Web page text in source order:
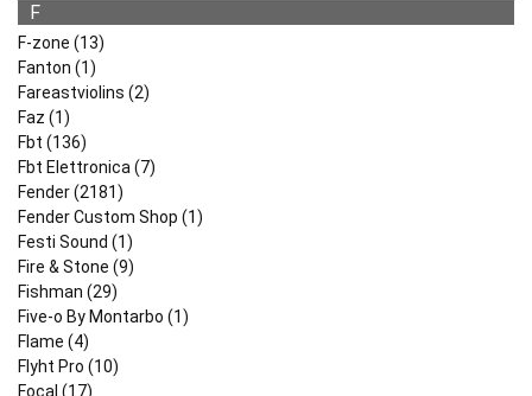
F
F-zone (13)
Fanton (1)
Fareastviolins (2)
Faz (1)
Fbt (136)
Fbt Elettronica (7)
Fender (2181)
Fender Custom Shop (1)
Festi Sound (1)
Fire & Stone (9)
Fishman (29)
Five-o By Montarbo (1)
Flame (4)
Flyht Pro (10)
Focal (17)